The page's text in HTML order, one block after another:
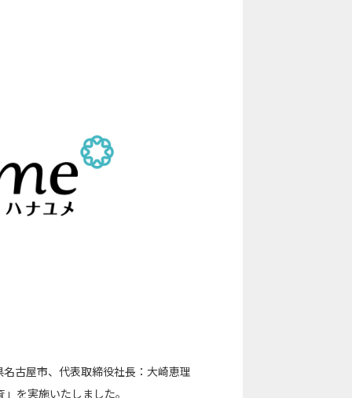
古屋市、代表取締役社長：大崎恵理
を実施いたしました。